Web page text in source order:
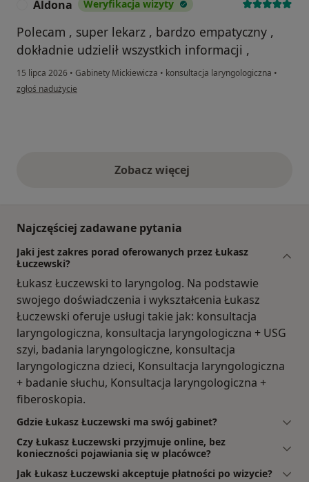
Aldona Weryfikacja wizyty
Polecam , super lekarz , bardzo empatyczny ,
dokładnie udzielił wszystkich informacji ,
15 lipca 2026 • Gabinety Mickiewicza • konsultacja laryngologiczna •
w opinii użytkownika Aldona
zgłoś nadużycie
Zobacz więcejopinie powyżej
Najczęściej zadawane pytania
Jaki jest zakres porad oferowanych przez Łukasz
Łuczewski?
Łukasz Łuczewski to laryngolog. Na podstawie
swojego doświadczenia i wykształcenia Łukasz
Łuczewski oferuje usługi takie jak: konsultacja
laryngologiczna, konsultacja laryngologiczna + USG
szyi, badania laryngologiczne, konsultacja
laryngologiczna dzieci, Konsultacja laryngologiczna
+ badanie słuchu, Konsultacja laryngologiczna +
fiberoskopia.
Gdzie Łukasz Łuczewski ma swój gabinet?
Czy Łukasz Łuczewski przyjmuje online, bez
konieczności pojawiania się w placówce?
Jak Łukasz Łuczewski akceptuje płatności po wizycie?